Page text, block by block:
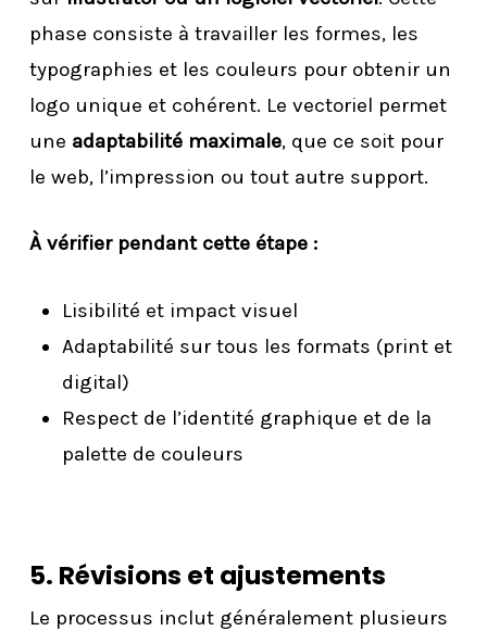
phase consiste à travailler les formes, les
typographies et les couleurs pour obtenir un
logo unique et cohérent. Le vectoriel permet
une adaptabilité maximale, que ce soit pour
le web, l’impression ou tout autre support.
À vérifier pendant cette étape :
Lisibilité et impact visuel
Adaptabilité sur tous les formats (print et
digital)
Respect de l’identité graphique et de la
palette de couleurs
5. Révisions et ajustements
Le processus inclut généralement plusieurs